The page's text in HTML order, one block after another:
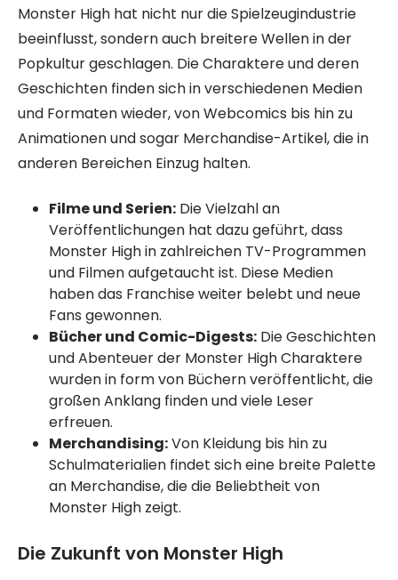
Monster High hat nicht nur die Spielzeugindustrie
beeinflusst, sondern auch breitere Wellen in der
Popkultur geschlagen. Die Charaktere und deren
Geschichten finden sich in verschiedenen Medien
und Formaten wieder, von Webcomics bis hin zu
Animationen und sogar Merchandise-Artikel, die in
anderen Bereichen Einzug halten.
Filme und Serien: Die Vielzahl an
Veröffentlichungen hat dazu geführt, dass
Monster High in zahlreichen TV-Programmen
und Filmen aufgetaucht ist. Diese Medien
haben das Franchise weiter belebt und neue
Fans gewonnen.
Bücher und Comic-Digests: Die Geschichten
und Abenteuer der Monster High Charaktere
wurden in form von Büchern veröffentlicht, die
großen Anklang finden und viele Leser
erfreuen.
Merchandising:Von Kleidung bis hin zu
Schulmaterialien findet sich eine breite Palette
an Merchandise, die die Beliebtheit von
Monster High zeigt.
Die Zukunft von Monster High